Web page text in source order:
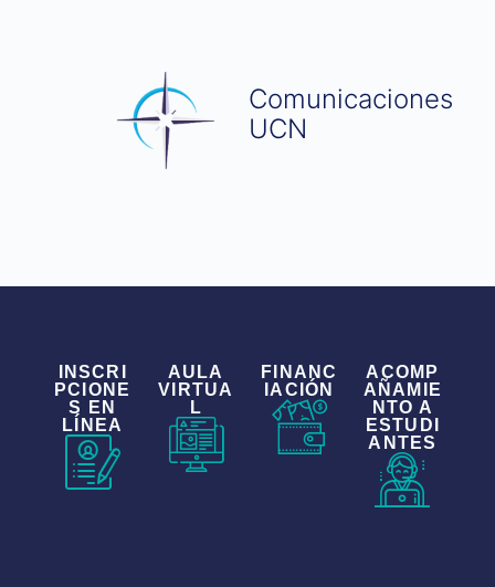
Comunicaciones
UCN
INSCRI
PCIONE
S EN
LÍNEA
AULA
VIRTUA
L
FINANC
IACIÓN
ACOMP
AÑAMIE
NTO A
ESTUDI
ANTES